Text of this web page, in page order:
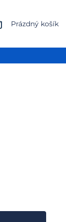
NÁKUPNÍ
Prázdný košík